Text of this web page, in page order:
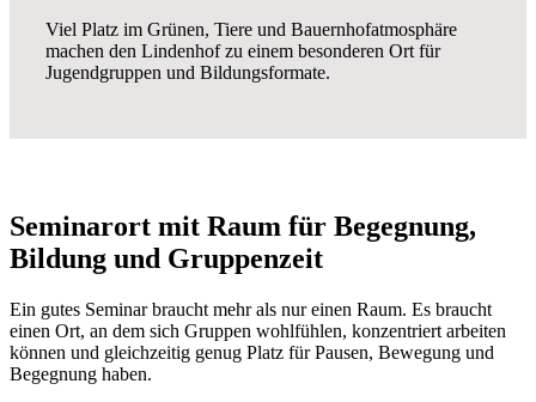
Viel Platz im Grünen, Tiere und Bauernhofatmosphäre
machen den Lindenhof zu einem besonderen Ort für
Jugendgruppen und Bildungsformate.
Seminarort mit Raum für Begegnung,
Bildung und Gruppenzeit
Ein gutes Seminar braucht mehr als nur einen Raum. Es braucht
einen Ort, an dem sich Gruppen wohlfühlen, konzentriert arbeiten
können und gleichzeitig genug Platz für Pausen, Bewegung und
Begegnung haben.